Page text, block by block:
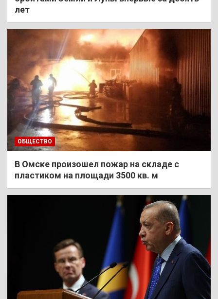
лет
ОБЩЕСТВО
В Омске произошел пожар на складе с
пластиком на площади 3500 кв. м